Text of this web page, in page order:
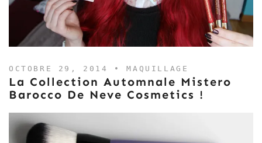
OCTOBRE 29, 2014 •MAQUILLAGE
La Collection Automnale Mistero
Barocco De Neve Cosmetics !